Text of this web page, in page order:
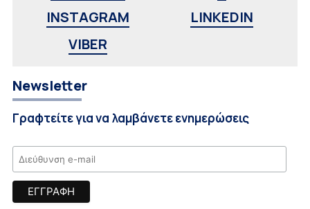
INSTAGRAM
LINKEDIN
VIBER
Newsletter
Γραφτείτε για να λαμβάνετε ενημερώσεις